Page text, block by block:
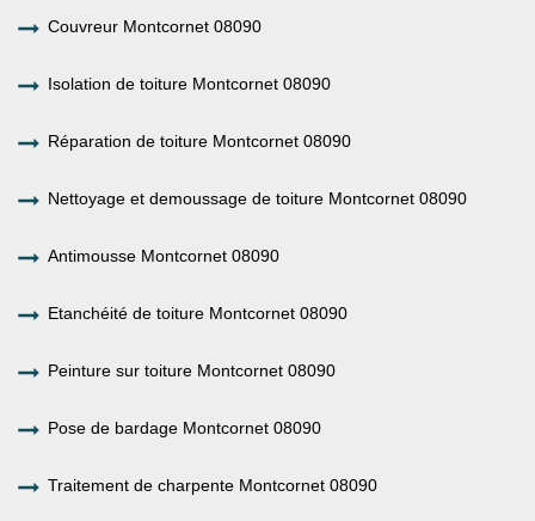
Couvreur Montcornet 08090
Isolation de toiture Montcornet 08090
Réparation de toiture Montcornet 08090
Nettoyage et demoussage de toiture Montcornet 08090
Antimousse Montcornet 08090
Etanchéité de toiture Montcornet 08090
Peinture sur toiture Montcornet 08090
Pose de bardage Montcornet 08090
Traitement de charpente Montcornet 08090